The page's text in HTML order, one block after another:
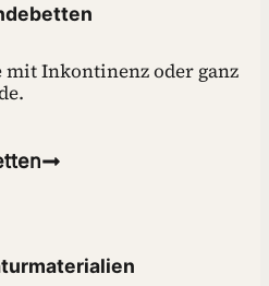
Inkontinenz oder ganz